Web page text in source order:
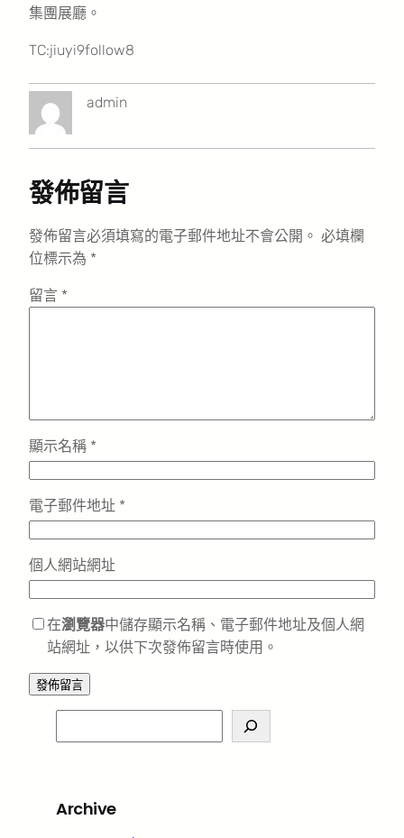
集團展廳。
TC:jiuyi9follow8
admin
發佈留言
發佈留言必須填寫的電子郵件地址不會公開。 必填欄
位標示為 *
留言 *
顯示名稱 *
電子郵件地址 *
個人網站網址
在瀏覽器中儲存顯示名稱、電子郵件地址及個人網
站網址，以供下次發佈留言時使用。
e
c
Archive